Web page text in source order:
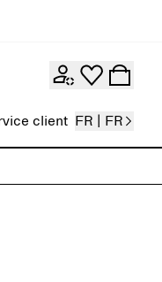
client FR | FR